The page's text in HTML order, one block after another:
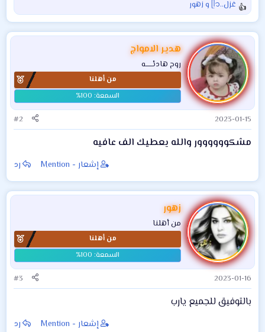
فقط 3- عمل سابقا
في حقل غرب القرنة
واحد
كهربائي - ذوي خبرة
في صيانة مكائن
ا
ل
ت
ف
ا
ع
ل
ا
ت
:
غزل..ᥫ᭡ و زهور
هدير الامواج
روح هادئــــــه
من أهلنا
2023-01-15
#2
مشكوووووور والله يعطيك الف عافيه
إشعار - Mention رد
زهور
من أهلنا
من أهلنا
2023-01-16
#3
بالتوفيق للجميع يارب
إشعار - Mention رد